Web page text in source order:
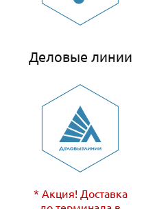
Деловые линии
* Акция! Доставка